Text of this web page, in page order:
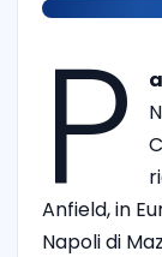
P
Anfield, in
Napoli di